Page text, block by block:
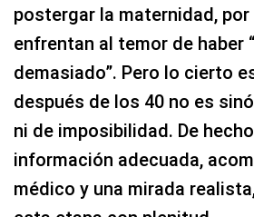
postergar la maternidad, por
enfrentan al temor de haber
demasiado”. Pero lo cierto
después de los 40 no es
ni de imposibilidad. De
información adecuada,
médico y una mirada